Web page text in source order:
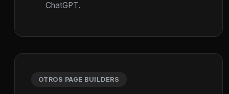
ChatGPT.
OTROS PAGE BUILDERS